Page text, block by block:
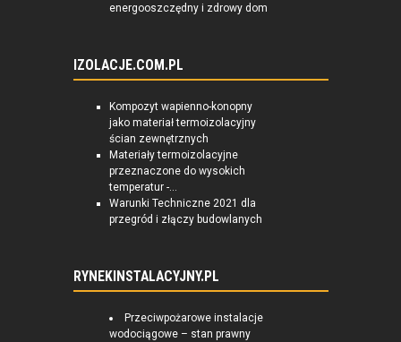
energooszczędny i zdrowy dom
IZOLACJE.COM.PL
Kompozyt wapienno-konopny
jako materiał termoizolacyjny
ścian zewnętrznych
Materiały termoizolacyjne
przeznaczone do wysokich
temperatur -...
Warunki Techniczne 2021 dla
przegród i złączy budowlanych
RYNEKINSTALACYJNY.PL
Przeciwpożarowe instalacje
wodociągowe – stan prawny